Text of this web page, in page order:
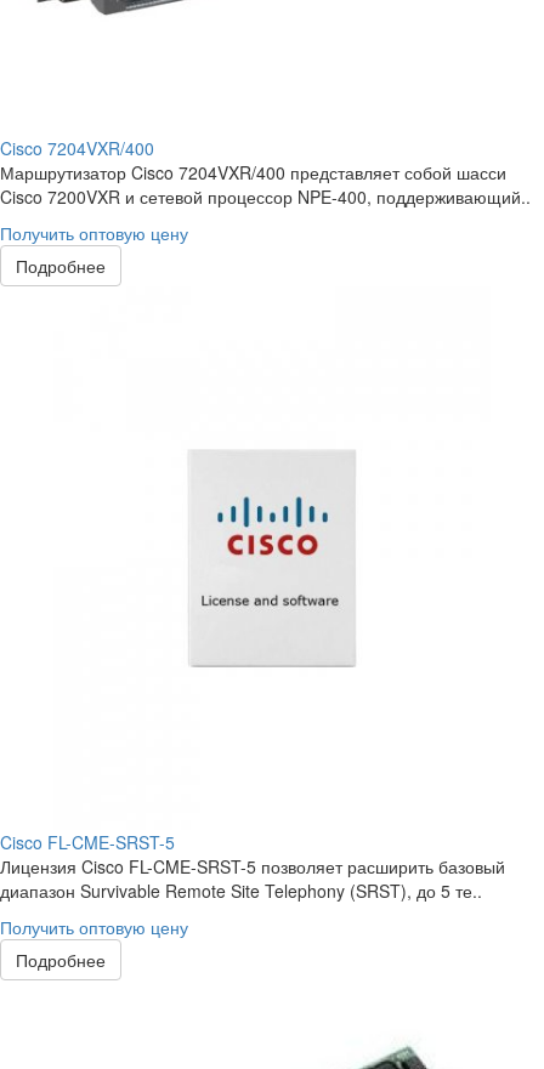
Cisco 7204VXR/400
Маршрутизатор Cisco 7204VXR/400 представляет собой шасси
Cisco 7200VXR и сетевой процессор NPE-400, поддерживающий..
Получить оптовую цену
Подробнее
Cisco FL-CME-SRST-5
Лицензия Cisco FL-CME-SRST-5 позволяет расширить базовый
диапазон Survivable Remote Site Telephony (SRST), до 5 те..
Получить оптовую цену
Подробнее